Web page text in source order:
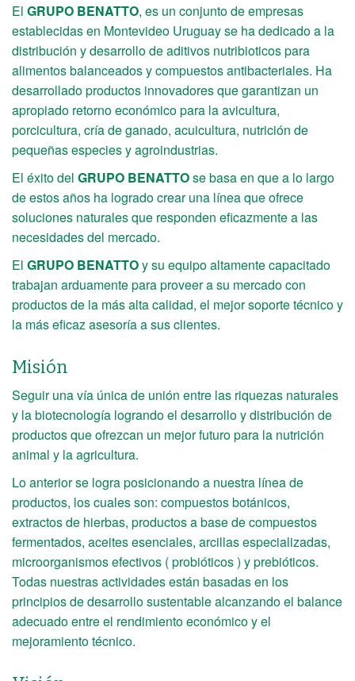
El GRUPO BENATTO, es un conjunto de empresas
establecidas en Montevideo Uruguay se ha dedicado a la
distribución y desarrollo de aditivos nutribioticos para
alimentos balanceados y compuestos antibacteriales. Ha
desarrollado productos innovadores que garantizan un
apropiado retorno económico para la avicultura,
porcicultura, cría de ganado, acuicultura, nutrición de
pequeñas especies y agroindustrias.
El éxito del GRUPO BENATTOse basa en que a lo largo
de estos años ha logrado crear una línea que ofrece
soluciones naturales que responden eficazmente a las
necesidades del mercado.
El GRUPO BENATTOy su equipo altamente capacitado
trabajan arduamente para proveer a su mercado con
productos de la más alta calidad, el mejor soporte técnico y
la más eficaz asesoría a sus clientes.
Misión
Seguir una vía única de unión entre las riquezas naturales
y la biotecnología logrando el desarrollo y distribución de
productos que ofrezcan un mejor futuro para la nutrición
animal y la agricultura.
Lo anterior se logra posicionando a nuestra línea de
productos, los cuales son: compuestos botánicos,
extractos de hierbas, productos a base de compuestos
fermentados, aceites esenciales, arcillas especializadas,
microorganismos efectivos ( probióticos ) y prebióticos.
Todas nuestras actividades están basadas en los
principios de desarrollo sustentable alcanzando el balance
adecuado entre el rendimiento económico y el
mejoramiento técnico.